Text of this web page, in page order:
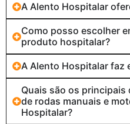
A Alento Hospitalar
Como posso escolher
produto hospitalar?
A Alento Hospitalar faz
Quais são os
de rodas manuais e
Hospitalar?